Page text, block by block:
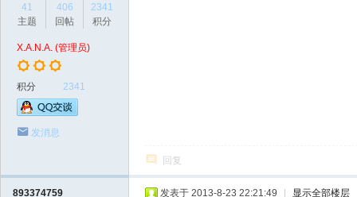
41
主题
406
回帖
2341
积分
X.A.N.A. (管理员)
积分 2341
发消息
回复
893374759 发表于 2013-8-23 22:21:49 显示全部楼层